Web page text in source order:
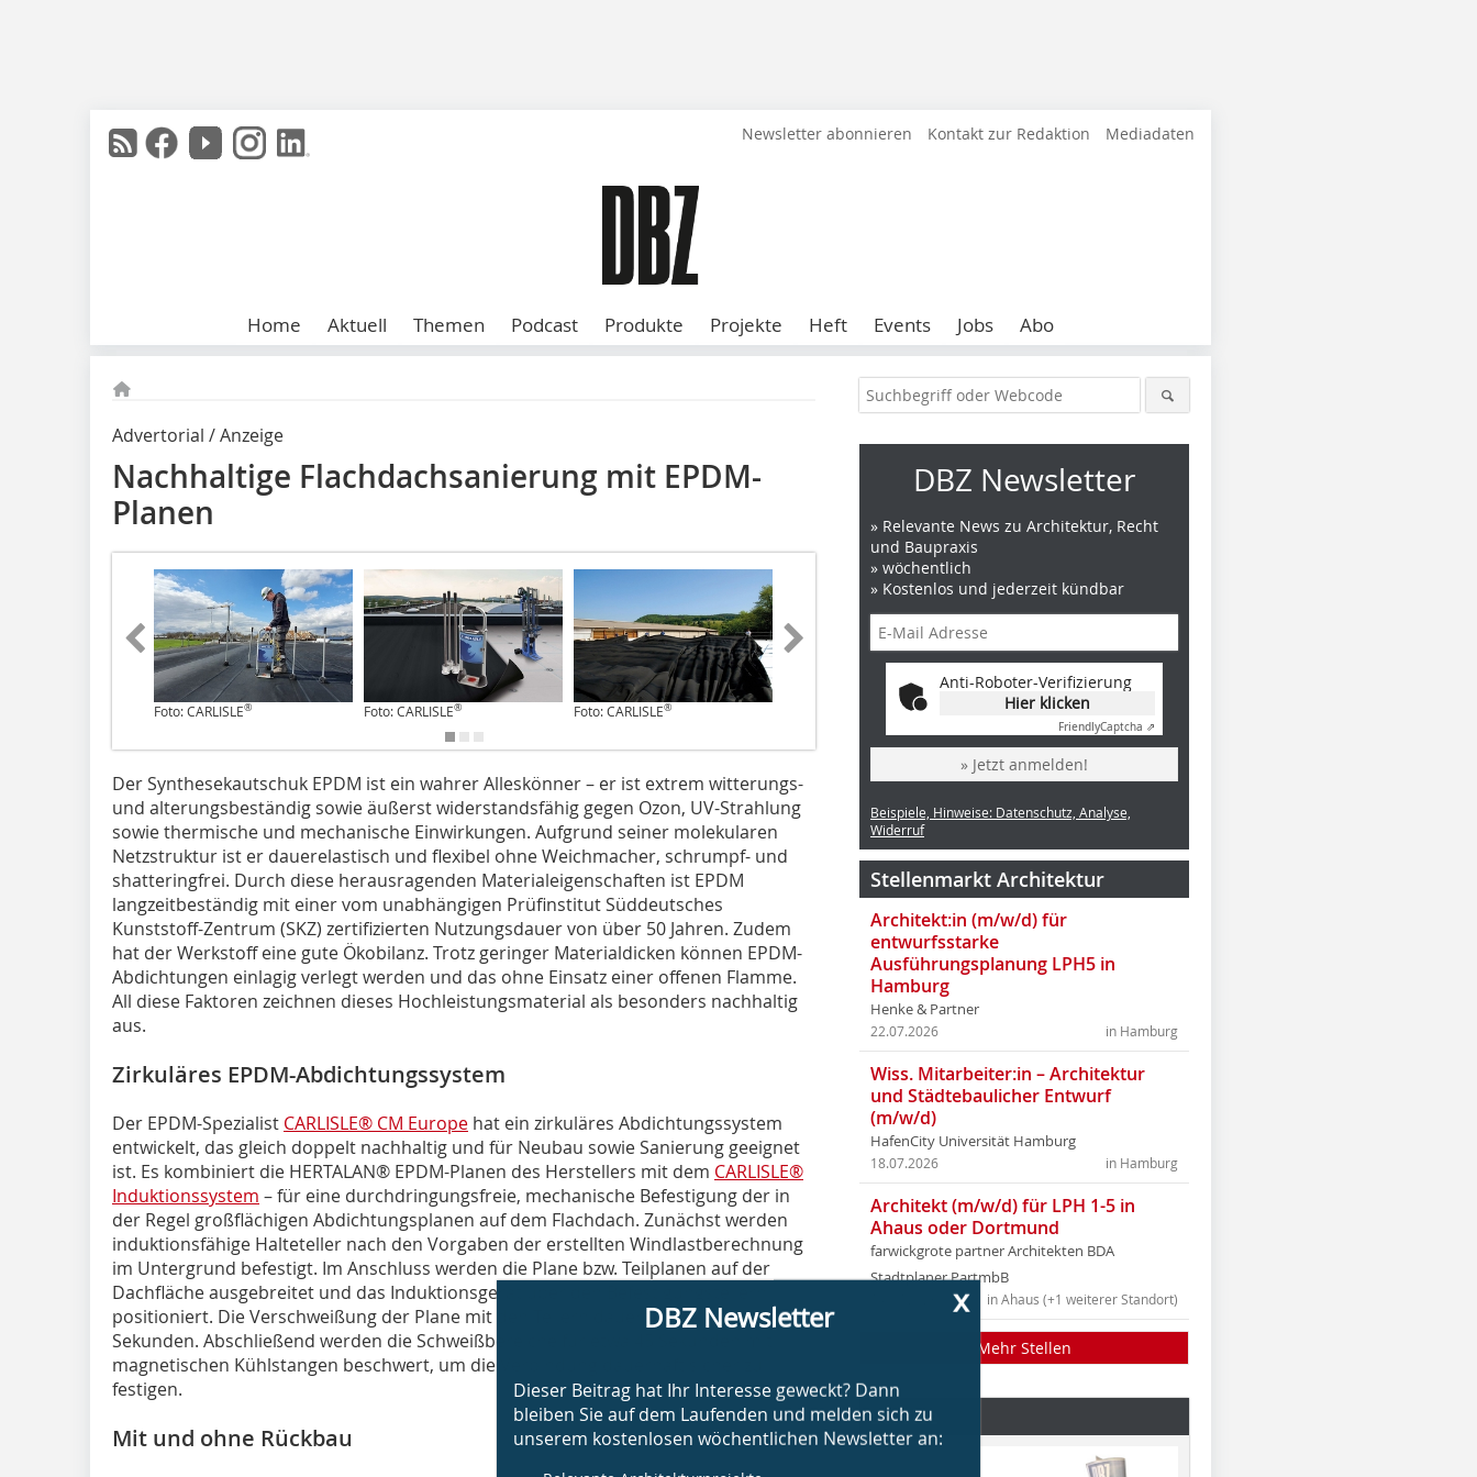
Newsletter abonnieren Kontakt zur Redaktion Mediadaten
Home Aktuell Themen Podcast Produkte Projekte Heft Events Jobs Abo
Advertorial / Anzeige
Nachhaltige Flachdachsanierung mit EPDM-
Planen
Foto: CARLISLE® Foto: CARLISLE® Foto: CARLISLE® Foto: CARLISLE ®
Der Synthesekautschuk EPDM ist ein wahrer Alleskönner – er ist extrem witterungs-
und alterungsbeständig sowie äußerst widerstandsfähig gegen Ozon, UV-Strahlung
sowie thermische und mechanische Einwirkungen. Aufgrund seiner molekularen
Netzstruktur ist er dauerelastisch und flexibel ohne Weichmacher, schrumpf- und
shatteringfrei. Durch diese herausragenden Materialeigenschaften ist EPDM
langzeitbeständig mit einer vom unabhängigen Prüfinstitut Süddeutsches
Kunststoff-Zentrum (SKZ) zertifizierten Nutzungsdauer von über 50 Jahren. Zudem
hat der Werkstoff eine gute Ökobilanz. Trotz geringer Materialdicken können EPDM-
Abdichtungen einlagig verlegt werden und das ohne Einsatz einer offenen Flamme.
All diese Faktoren zeichnen dieses Hochleistungsmaterial als besonders nachhaltig
aus.
Zirkuläres EPDM-Abdichtungssystem
Der EPDM-Spezialist CARLISLE® CM Europe hat ein zirkuläres Abdichtungssystem
entwickelt, das gleich doppelt nachhaltig und für Neubau sowie Sanierung geeignet
ist. Es kombiniert die HERTALAN® EPDM-Planen des Herstellers mit dem CARLISLE®
Induktionssystem – für eine durchdringungsfreie, mechanische Befestigung der in
der Regel großflächigen Abdichtungsplanen auf dem Flachdach. Zunächst werden
induktionsfähige Halteteller nach den Vorgaben der erstellten Windlastberechnung
im Untergrund befestigt. Im Anschluss werden die Plane bzw. Teilplanen auf der
Dachfläche ausgebreitet und das Induktionsgerät über den Befestigungstellern
positioniert. Die Verschweißung der Plane mit den Tellern dauert nur etwa fünf
Sekunden. Abschließend werden die Schweißbereiche für etwa 45 Sekunden mit
magnetischen Kühlstangen beschwert, um die Verbindung dauerhaft sicher zu
festigen.
Mit und ohne Rückbau
x
DBZ Newsletter
Dieser Beitrag hat Ihr Interesse geweckt? Dann
bleiben Sie auf dem Laufenden und melden sich zu
unserem kostenlosen wöchentlichen Newsletter an:
DBZ Newsletter
» Relevante News zu Architektur, Recht
und Baupraxis
» wöchentlich
» Kostenlos und jederzeit kündbar
Anti-Roboter-Verifizierung
Hier klicken
FriendlyCaptcha ⇗
» Jetzt anmelden!
Beispiele, Hinweise: Datenschutz, Analyse,
Widerruf
Stellenmarkt Architektur
Architekt:in (m/w/d) für
entwurfsstarke
Ausführungsplanung LPH5 in
Hamburg
Henke & Partner
in Hamburg
22.07.2026
Wiss. Mitarbeiter:in – Architektur
und Städtebaulicher Entwurf
(m/w/d)
HafenCity Universität Hamburg
in Hamburg
18.07.2026
Architekt (m/w/d) für LPH 1-5 in
Ahaus oder Dortmund
farwickgrote partner Architekten BDA
Stadtplaner PartmbB
in Ahaus (+1 weiterer Standort)
Mehr Stellen
Service